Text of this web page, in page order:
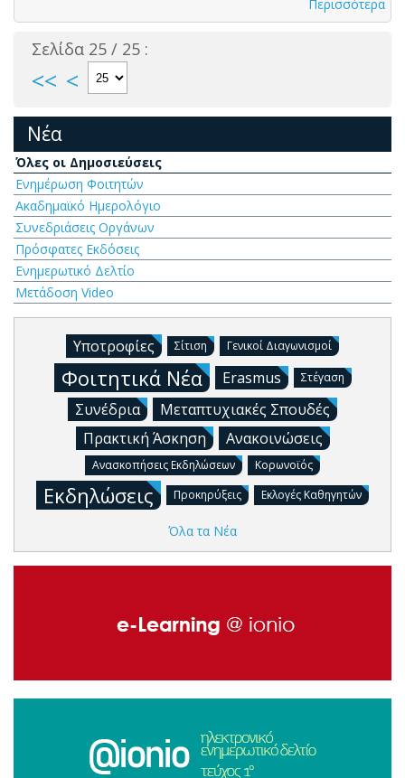
Περισσότερα
Σελίδα 25 / 25 :
<< <
Νέα
Όλες οι Δημοσιεύσεις
Ενημέρωση Φοιτητών
Ακαδημαϊκό Ημερολόγιο
Συνεδριάσεις Οργάνων
Πρόσφατες Εκδόσεις
Ενημερωτικό Δελτίο
Μετάδοση Video
Υποτροφίες Σίτιση Γενικοί Διαγωνισμοί
Φοιτητικά Νέα Erasmus Στέγαση
Συνέδρια
Μεταπτυχιακές Σπουδές
Πρακτική Άσκηση
Ανακοινώσεις
Ανασκοπήσεις Εκδηλώσεων Κορωνοϊός
Εκδηλώσεις Προκηρύξεις Εκλογές Καθηγητών
Όλα τα Νέα